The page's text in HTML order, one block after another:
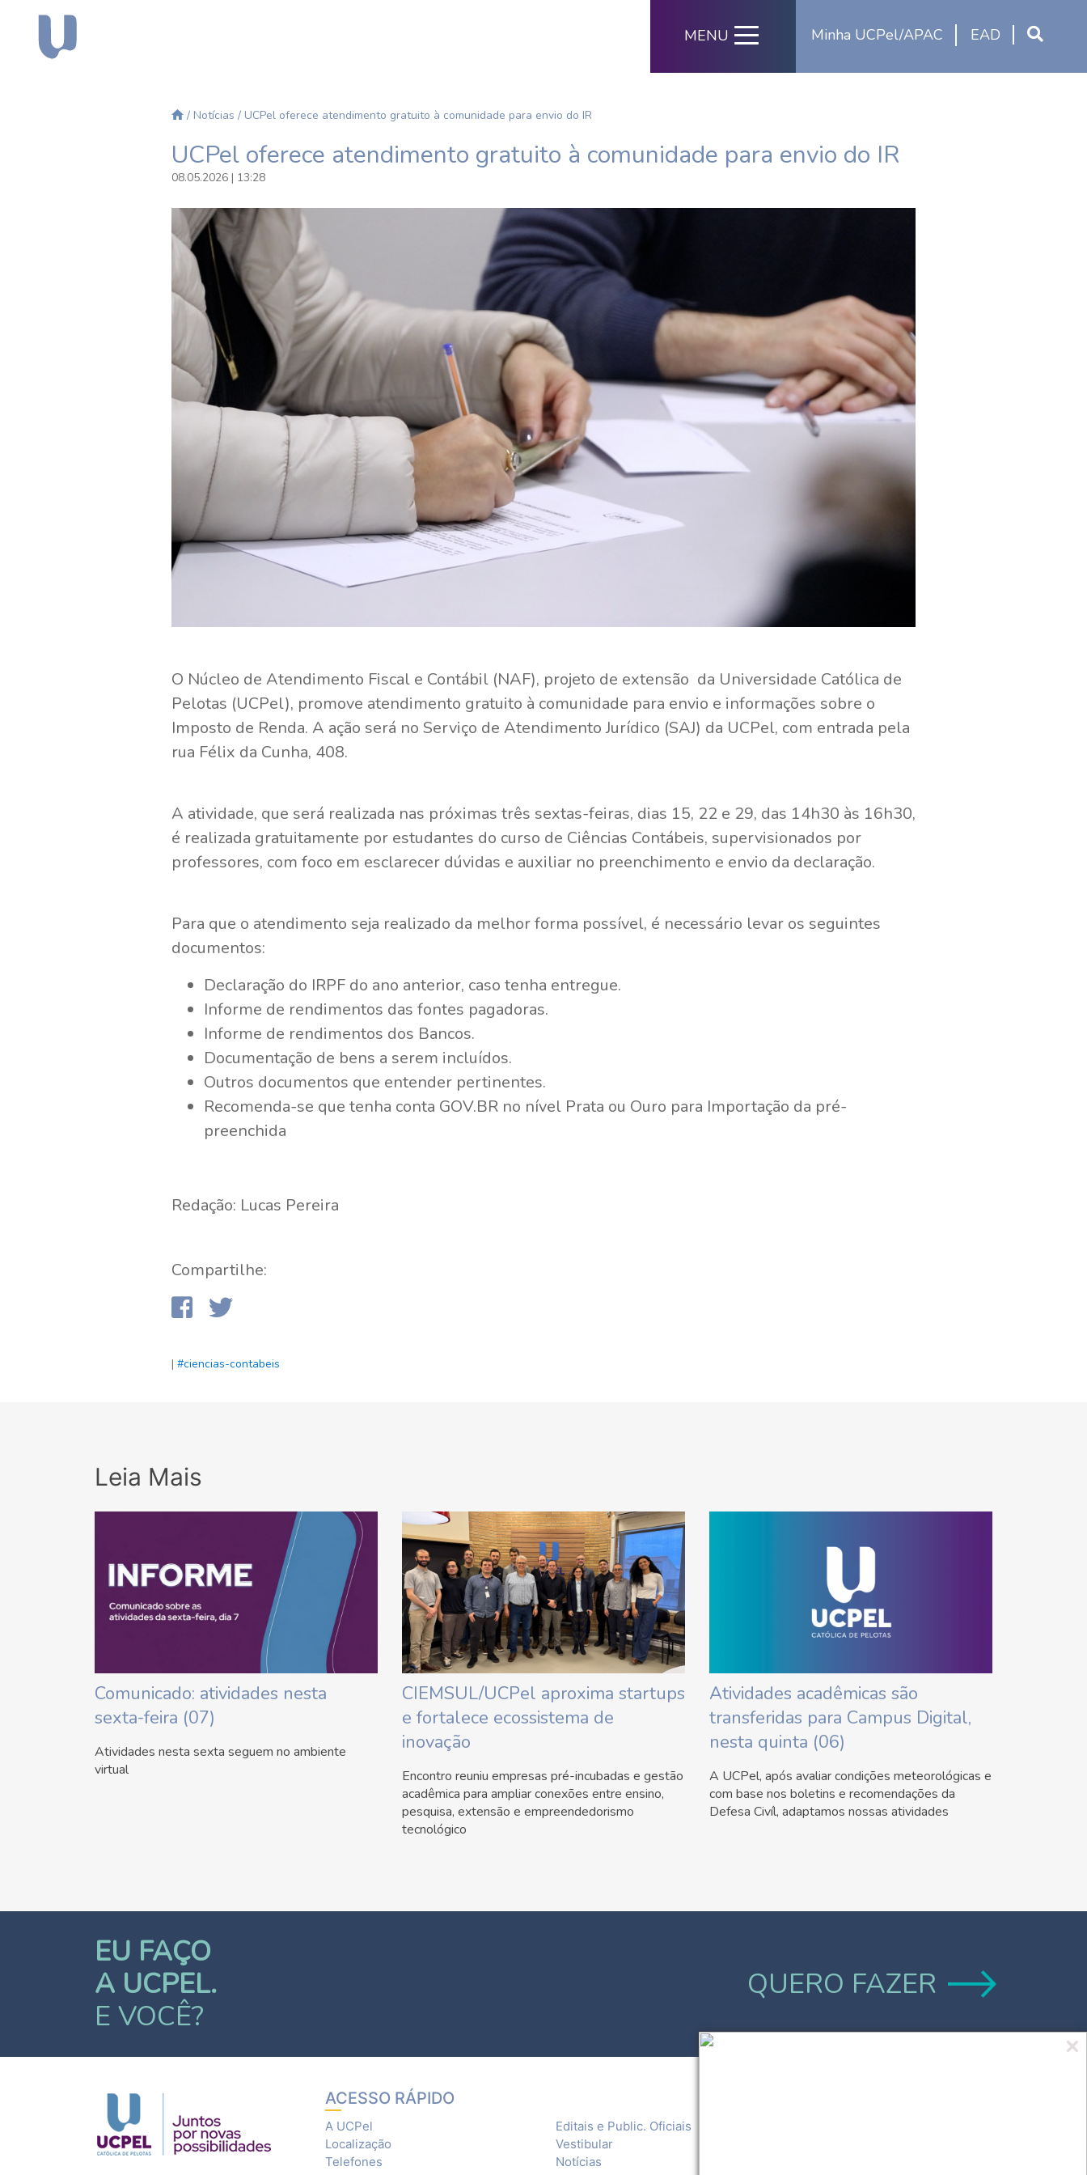
Minha UCPel/APAC EAD
MENU
/ Notícias / UCPel oferece atendimento gratuito à comunidade para envio do IR
UCPel oferece atendimento gratuito à comunidade para envio do IR
08.05.2026 | 13:28
O Núcleo de Atendimento Fiscal e Contábil (NAF), projeto de extensão da Universidade Católica de
Pelotas (UCPel), promove atendimento gratuito à comunidade para envio e informações sobre o
Imposto de Renda. A ação será no Serviço de Atendimento Jurídico (SAJ) da UCPel, com entrada pela
rua Félix da Cunha, 408.
A atividade, que será realizada nas próximas três sextas-feiras, dias 15, 22 e 29, das 14h30 às 16h30,
é realizada gratuitamente por estudantes do curso de Ciências Contábeis, supervisionados por
professores, com foco em esclarecer dúvidas e auxiliar no preenchimento e envio da declaração.
Para que o atendimento seja realizado da melhor forma possível, é necessário levar os seguintes
documentos:
Declaração do IRPF do ano anterior, caso tenha entregue.
Informe de rendimentos das fontes pagadoras.
Informe de rendimentos dos Bancos.
Documentação de bens a serem incluídos.
Outros documentos que entender pertinentes.
Recomenda-se que tenha conta GOV.BR no nível Prata ou Ouro para Importação da pré-
preenchida
Redação: Lucas Pereira
Compartilhe:
| #ciencias-contabeis
Leia Mais
Comunicado: atividades nesta
sexta-feira (07)
Atividades nesta sexta seguem no ambiente
virtual
CIEMSUL/UCPel aproxima startups
e fortalece ecossistema de
inovação
Encontro reuniu empresas pré-incubadas e gestão
acadêmica para ampliar conexões entre ensino,
pesquisa, extensão e empreendedorismo
tecnológico
Atividades acadêmicas são
transferidas para Campus Digital,
nesta quinta (06)
A UCPel, após avaliar condições meteorológicas e
com base nos boletins e recomendações da
Defesa Civíl, adaptamos nossas atividades
EU FAÇO
A UCPEL.
E VOCÊ?
QUERO FAZER
ACESSO RÁPIDO
A UCPel
Localização
Telefones
Editais e Public. Oficiais
Vestibular
Notícias